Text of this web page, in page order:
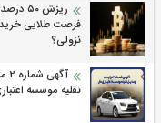
ریزش
فرصت طلایی خرید
نزولی؟
نقلیه موسسه